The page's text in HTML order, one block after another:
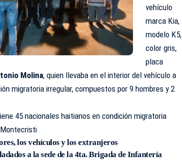
vehículo
marca Kia,
modelo K5,
color gris,
placa
Molina, quien llevaba en el interior del vehículo a
migratoria irregular, compuestos por 9 hombres y 2
45 nacionales haitianos en condición migratoria
los vehículos y los extranjeros
a la sede de la 4ta. Brigada de Infantería